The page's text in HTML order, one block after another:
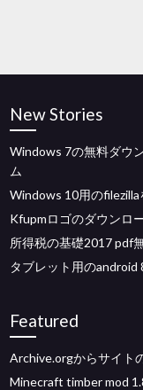
New Stories
Windows 7の無料ダウ
ム
Windows 10用のfilezilla
Kfupmロゴのダウンロ
所得税の基礎2017 pdf
タブレット用のandroid
Featured
Archive.orgからサイト
Minecraft timber mod